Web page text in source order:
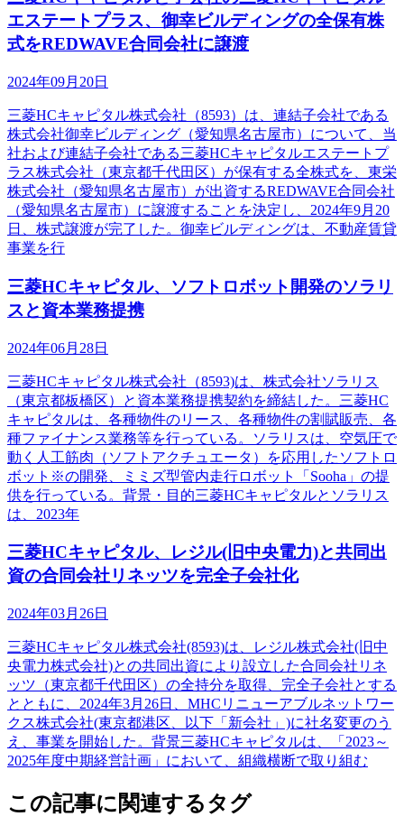
エステートプラス、御幸ビルディングの全保有株
式をREDWAVE合同会社に譲渡
2024年09月20日
三菱HCキャピタル株式会社（8593）は、連結子会社である
株式会社御幸ビルディング（愛知県名古屋市）について、当
社および連結子会社である三菱HCキャピタルエステートプ
ラス株式会社（東京都千代田区）が保有する全株式を、東栄
株式会社（愛知県名古屋市）が出資するREDWAVE合同会社
（愛知県名古屋市）に譲渡することを決定し、2024年9月20
日、株式譲渡が完了した。御幸ビルディングは、不動産賃貸
事業を行
三菱HCキャピタル、ソフトロボット開発のソラリ
スと資本業務提携
2024年06月28日
三菱HCキャピタル株式会社（8593)は、株式会社ソラリス
（東京都板橋区）と資本業務提携契約を締結した。三菱HC
キャピタルは、各種物件のリース、各種物件の割賦販売、各
種ファイナンス業務等を行っている。ソラリスは、空気圧で
動く人工筋肉（ソフトアクチュエータ）を応用したソフトロ
ボット※の開発、ミミズ型管内走行ロボット「Sooha」の提
供を行っている。背景・目的三菱HCキャピタルとソラリス
は、2023年
三菱HCキャピタル、レジル(旧中央電力)と共同出
資の合同会社リネッツを完全子会社化
2024年03月26日
三菱HCキャピタル株式会社(8593)は、レジル株式会社(旧中
央電力株式会社)との共同出資により設立した合同会社リネ
ッツ（東京都千代田区）の全持分を取得、完全子会社とする
とともに、2024年3月26日、MHCリニューアブルネットワー
クス株式会社(東京都港区、以下「新会社」)に社名変更のう
え、事業を開始した。背景三菱HCキャピタルは、「2023～
2025年度中期経営計画」において、組織横断で取り組む
この記事に関連するタグ